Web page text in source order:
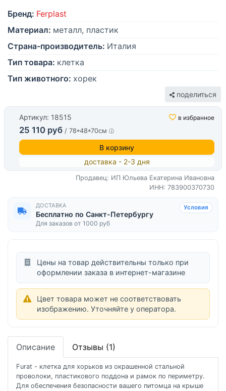
Бренд: Ferplast
Материал: металл, пластик
Страна-производитель: Италия
Тип товара: клетка
Тип животного: хорек
поделиться
Артикул: 18515 в избранное
25 110 руб / 78*48*70см
В корзину
доставка - 2-3 дня
Продавец: ИП Юльева Екатерина Ивановна
ИНН: 783900370730
ДОСТАВКА
Бесплатно по Санкт-Петербургу
Для заказов от 1000 руб
Условия
Цены на товар действительны только при
оформлении заказа в интернет-магазине
Цвет товара может не соответствовать
изображению. Уточняйте у оператора.
Описание Отзывы (1)
Furat - клетка для хорьков из окрашенной стальной
проволоки, пластикового поддона и рамок по периметру.
Для обеспечения безопасности вашего питомца на крыше